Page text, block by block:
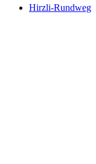
Hirzli-Rundweg